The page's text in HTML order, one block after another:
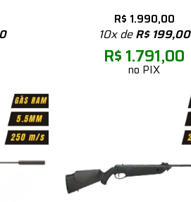
R$ 1.990,00
10x deR$199,00
R$ 1.791,00
no PIX